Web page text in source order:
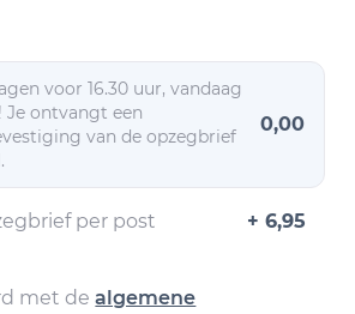
voor 16.30 uur, vandaag
Je ontvangt een
van de opzegbrief
0,00
per post
+ 6,95
met dealgemene